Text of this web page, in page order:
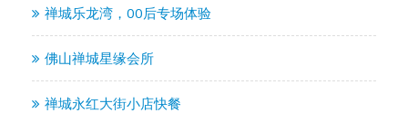
禅城乐龙湾，00后专场体验
佛山禅城星缘会所
禅城永红大街小店快餐